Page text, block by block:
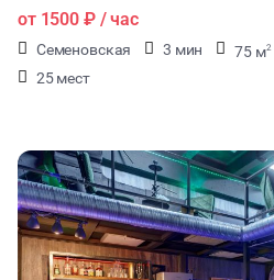
от 1500 ₽/ час
Семеновская 3 мин 75 м2
25 мест